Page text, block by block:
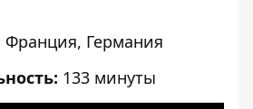
Франция, Германия
133 минуты